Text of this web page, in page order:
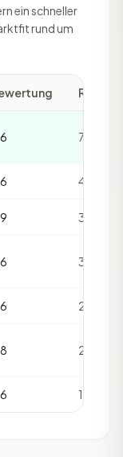
ein schneller
rund um
7
42
34
32
22
20
19